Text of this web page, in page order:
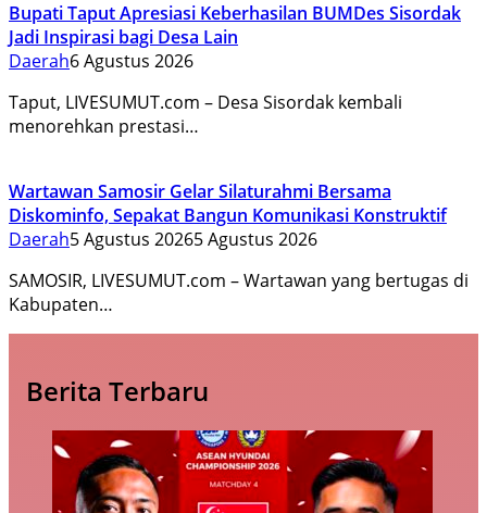
Bupati Taput Apresiasi Keberhasilan BUMDes Sisordak
Jadi Inspirasi bagi Desa Lain
Daerah6 Agustus 2026
Taput, LIVESUMUT.com – Desa Sisordak kembali
menorehkan prestasi…
Wartawan Samosir Gelar Silaturahmi Bersama
Diskominfo, Sepakat Bangun Komunikasi Konstruktif
Daerah5 Agustus 20265 Agustus 2026
SAMOSIR, LIVESUMUT.com – Wartawan yang bertugas di
Kabupaten…
Berita Terbaru